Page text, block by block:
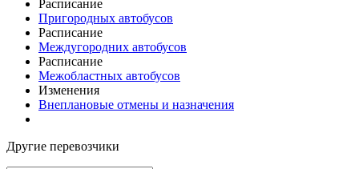
Расписание
Пригородных автобусов
Расписание
Междугородних автобусов
Расписание
Межобластных автобусов
Изменения
Внеплановые отмены и назначения
Другие перевозчики